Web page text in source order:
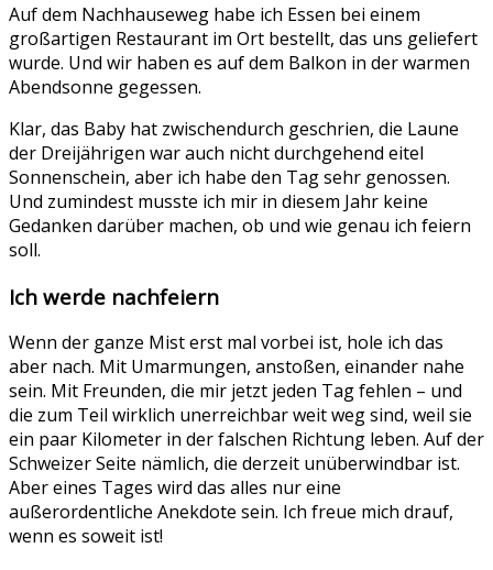
Auf dem Nachhauseweg habe ich Essen bei einem
großartigen Restaurant im Ort bestellt, das uns geliefert
wurde. Und wir haben es auf dem Balkon in der warmen
Abendsonne gegessen.
Klar, das Baby hat zwischendurch geschrien, die Laune
der Dreijährigen war auch nicht durchgehend eitel
Sonnenschein, aber ich habe den Tag sehr genossen.
Und zumindest musste ich mir in diesem Jahr keine
Gedanken darüber machen, ob und wie genau ich feiern
soll.
Ich werde nachfeiern
Wenn der ganze Mist erst mal vorbei ist, hole ich das
aber nach. Mit Umarmungen, anstoßen, einander nahe
sein. Mit Freunden, die mir jetzt jeden Tag fehlen – und
die zum Teil wirklich unerreichbar weit weg sind, weil sie
ein paar Kilometer in der falschen Richtung leben. Auf der
Schweizer Seite nämlich, die derzeit unüberwindbar ist.
Aber eines Tages wird das alles nur eine
außerordentliche Anekdote sein. Ich freue mich drauf,
wenn es soweit ist!